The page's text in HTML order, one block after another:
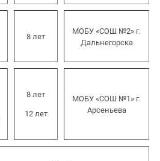
8 лет
МОБУ «СОШ №2» г.
Дальнегорска
8 лет
12 лет
МОБУ «СОШ №1» г.
Арсеньева